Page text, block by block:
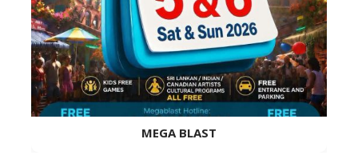
MEGA BLAST